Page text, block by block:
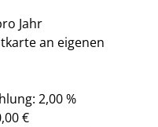
Jahr
an eigenen
2,00 %
€